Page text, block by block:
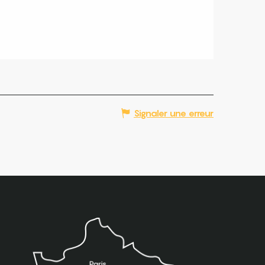
Signaler une erreur